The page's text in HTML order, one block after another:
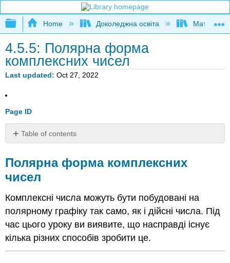
Expand/collapse global hierarchy
Home Доколеджна освіта
4.5.5: Полярна форма
комплексних чисел
Last updated Oct 27, 2022
Page ID
Table of contents
комплексних
чисел
форма
комплексних
чисел
Резюме
Полярна форма комплексних
чисел
Комплексні числа можуть бути побудовані на
полярному графіку так само, як і дійсні числа. Під
час цього уроку ви виявите, що насправді існує
кілька різних способів зробити це.